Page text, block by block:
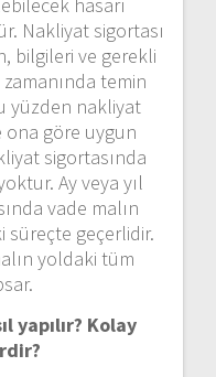
hasarı
Nakliyat sigortası
bilgileri ve gerekli
temin
yüzden nakliyat
ona göre uygun
sigortasında
Ay veya yıl
vade malın
süreçte geçerlidir.
yoldaki tüm
yapılır? Kolay